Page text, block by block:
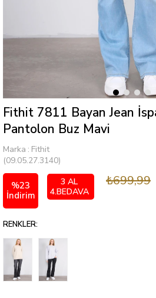
Fithit 7811 Bayan Jean
Pantolon Buz Mavi
Marka : Fithit
(09.05.27.3140)
%23
İndirim
₺699,99
3 AL
4.BEDAVA
RENKLER: